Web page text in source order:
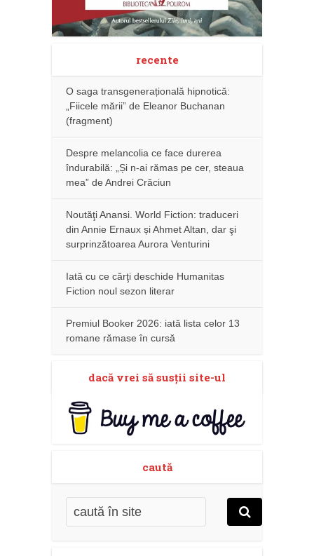
recente
O saga transgenerațională hipnotică:
„Fiicele mării” de Eleanor Buchanan
(fragment)
Despre melancolia ce face durerea
îndurabilă: „Și n-ai rămas pe cer, steaua
mea” de Andrei Crăciun
Noutăţi Anansi. World Fiction: traduceri
din Annie Ernaux și Ahmet Altan, dar şi
surprinzătoarea Aurora Venturini
Iată cu ce cărţi deschide Humanitas
Fiction noul sezon literar
Premiul Booker 2026: iată lista celor 13
romane rămase în cursă
dacă vrei să susţii site-ul
caută